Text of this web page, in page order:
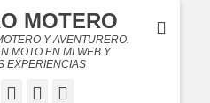
MOTERO
Y AVENTURERO.
MOTO EN MI WEB Y
EXPERIENCIAS
Twitter
FlickrYouTube